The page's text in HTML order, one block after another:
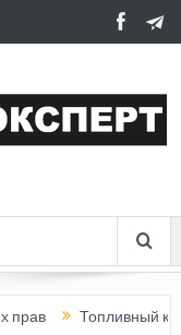
Топливный кризис в